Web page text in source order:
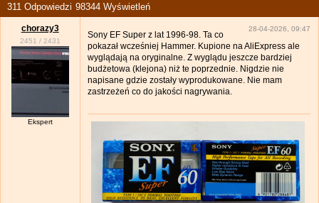
311 Odpowiedzi 98344 Wyświetleń
chorazy3
2451 / 2431
Ekspert
28-04-2026, 09:47
Sony EF Super z lat 1996-98. Ta co
pokazał wcześniej Hammer. Kupione na AliExpress ale
wyglądają na oryginalne. Z wyglądu jeszcze bardziej
budżetowa (klejona) niż te poprzednie. Nigdzie nie
napisane gdzie zostały wyprodukowane. Nie mam
zastrzeżeń co do jakości nagrywania.